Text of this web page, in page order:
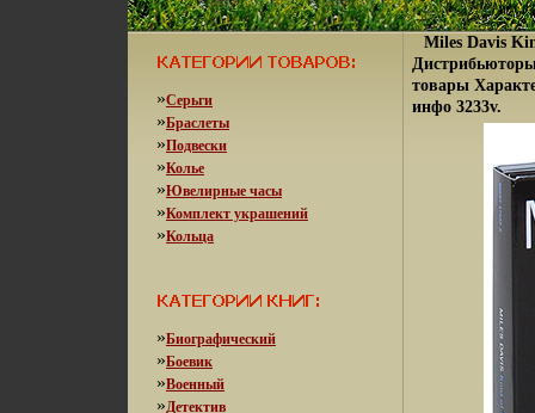
»Серьги
»Браслеты
»Подвески
»Колье
»Ювелирные часы
»Комплект украшений
»Кольца
»Биографический
»Боевик
»Военный
»Детектив
Miles Davis
товары
инфо 3233v.